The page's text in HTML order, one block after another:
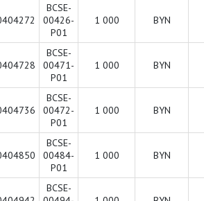
BCSE-
00426-
Р01
1 000 BYN
BCSE-
00471-
P01
1 000 BYN
BCSE-
00472-
P01
1 000 BYN
BCSE-
00484-
P01
1 000 BYN
BCSE-